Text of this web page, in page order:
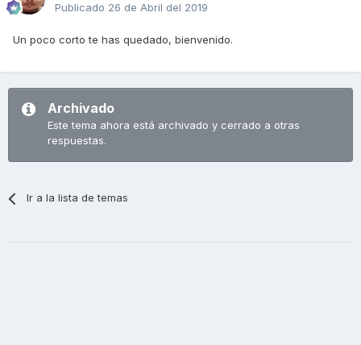
Publicado 26 de Abril del 2019
Un poco corto te has quedado, bienvenido.
Archivado
Este tema ahora está archivado y cerrado a otras
respuestas.
Ir a la lista de temas